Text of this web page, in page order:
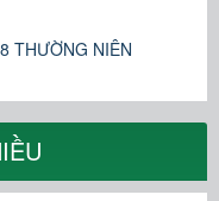
THƯỜNG NIÊN